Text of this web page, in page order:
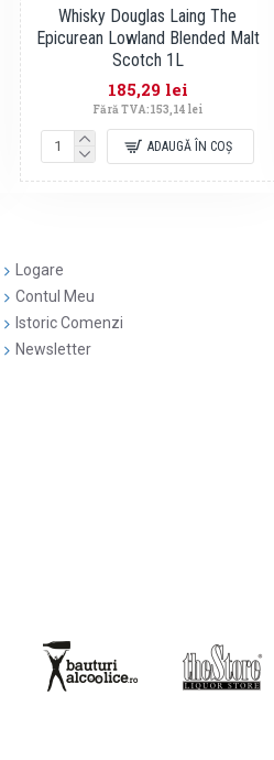
Whisky Douglas Laing The
Epicurean Lowland Blended Malt
Scotch 1L
185,29 lei
Fără TVA:153,14 lei
ADAUGĂ ÎN COŞ
Logare
Contul Meu
Istoric Comenzi
Newsletter